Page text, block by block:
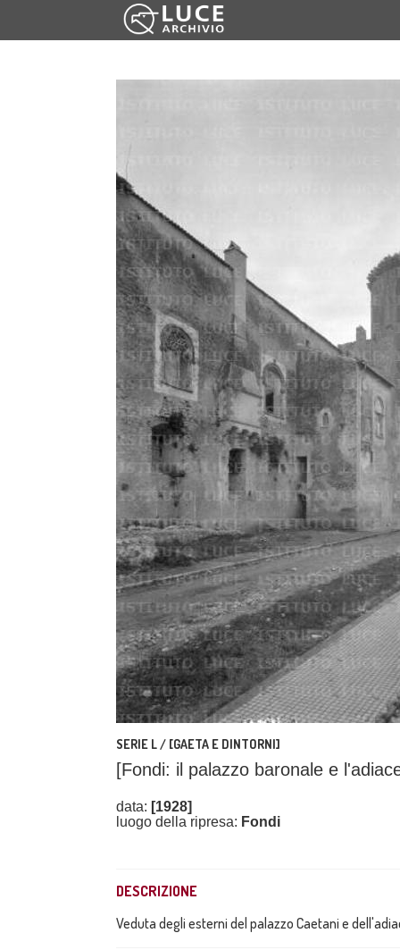
SERIE L / [GAETA E DINTORNI]
[Fondi: il palazzo baronale e
data: [1928]
luogo della ripresa: Fondi
DESCRIZIONE
Veduta degli esterni del palazzo Caetani e